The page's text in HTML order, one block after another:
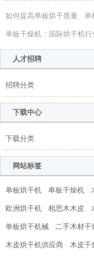
如何提高单板烘干质量 单
单板干燥机：国际烘干机行
人才招聘
招聘分类
下载中心
下载分类
网站标签
单板烘干机 单板干燥机
欧洲烘干机 相思木木皮
单板烘干机械 二手木材干
木皮烘干机供应商 木皮干